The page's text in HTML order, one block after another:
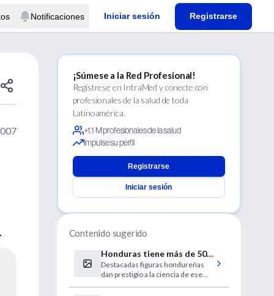
Notificaciones Iniciar sesión Registrarse
¡Súmese a la Red Profesional!
Regístrese en IntraMed y conecte con
profesionales de la salud de toda
Latinoamérica.
+1.1 M profesionales de la salud
Impulse su perfil
Registrarse
Iniciar sesión
Contenido sugerido
Honduras tiene más de 500
científicos
Destacadas figuras hondureñas
dan prestigio a la ciencia de ese